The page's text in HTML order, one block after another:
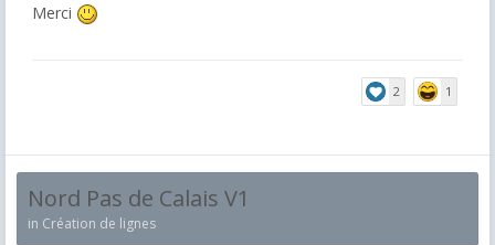
Merci
2 1
Nord Pas de Calais V1
in Création de lignes